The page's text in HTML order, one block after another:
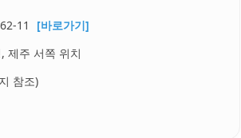
11
[바로가기]
제주 서쪽 위치
참조)